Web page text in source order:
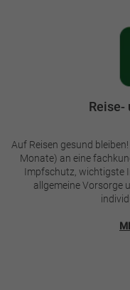
Reise-
Auf Reisen gesund
Monate) an eine
Impfschutz, wichtigste
allgemeine Vorsorge